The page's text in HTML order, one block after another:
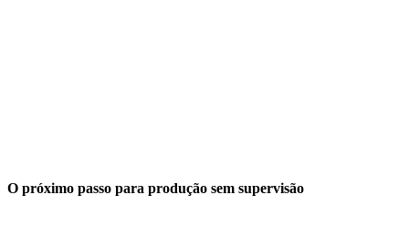
O próximo passo para produção sem supervisão